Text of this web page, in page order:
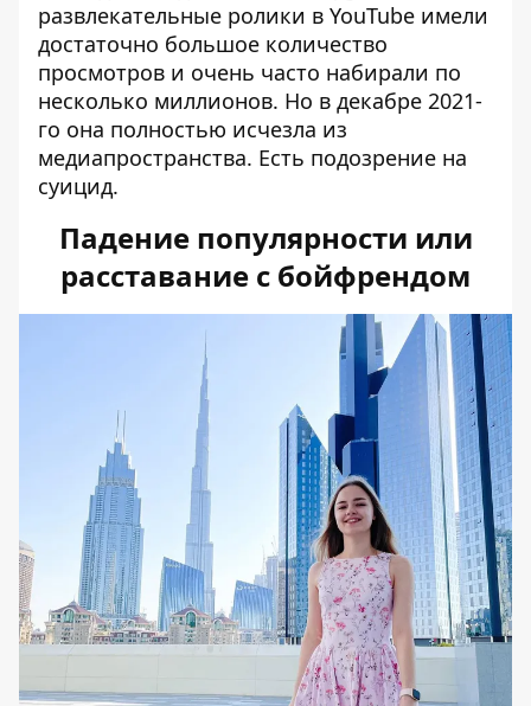
развлекательные ролики в YouTube имели
достаточно большое количество
просмотров и очень часто набирали по
несколько миллионов. Но в декабре 2021-
го она полностью исчезла из
медиапространства. Есть подозрение на
суицид.
Падение популярности или
расставание с бойфрендом